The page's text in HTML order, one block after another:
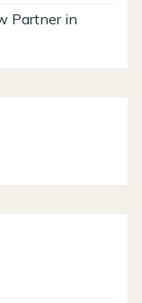
Partner in